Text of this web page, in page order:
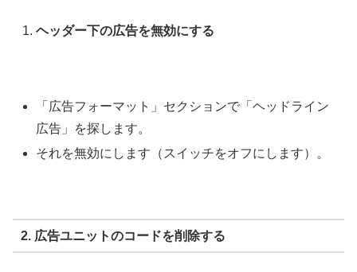
ヘッダー下の広告を無効にする
「広告フォーマット」セクションで「ヘッドライン
広告」を探します。
それを無効にします（スイッチをオフにします）。
2. 広告ユニットのコードを削除する